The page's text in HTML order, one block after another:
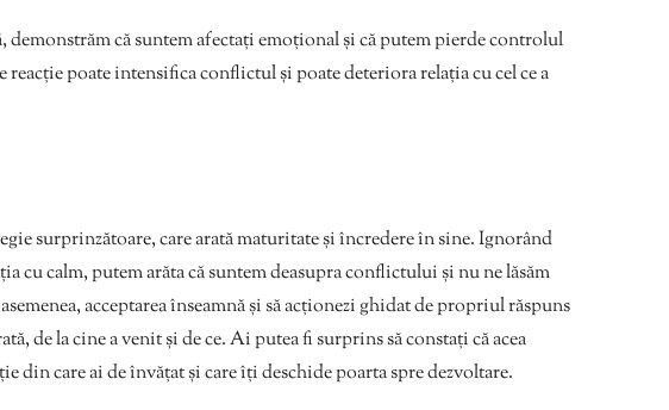
demonstrăm că suntem afectați emoțional și că putem pierde controlul
poate intensifica conflictul și poate deteriora relația cu cel ce a
surprinzătoare, care arată maturitate și încredere în sine. Ignorând
cu calm, putem arăta că suntem deasupra conflictului și nu ne lăsăm
acceptarea înseamnă și să acționezi ghidat de propriul răspuns
de la cine a venit și de ce. Ai putea fi surprins să constați că acea
din care ai de învățat și care îți deschide poarta spre dezvoltare.